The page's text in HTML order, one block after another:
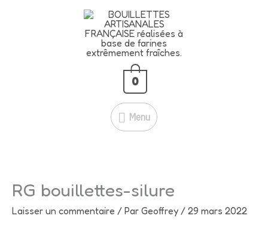
Menu
Menu
0
RG bouillettes-silure
Laisser un commentaire / Par Geoffrey / 29 mars 2022
BLACK CASSIS – 5 KG À
SEULEMENT 39 € !
39 €💥
Économisez 12 € ! Profitez-en
maintenant !